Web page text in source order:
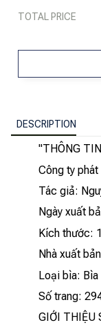
TOTAL PRICE
DESCRIPTION
"THÔNG
Công ty
Tác giả:
Ngày xuất
Kích thước:
Nhà xuất
Loại bìa: Bìa
Số trang:
GIỚI THIỆU